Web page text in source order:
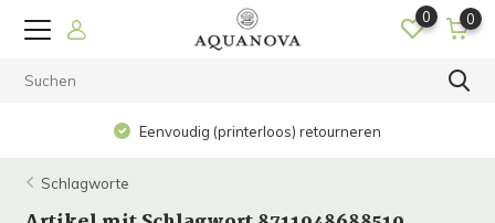
0 0
Eenvoudig (printerloos) retourneren
Schlagworte